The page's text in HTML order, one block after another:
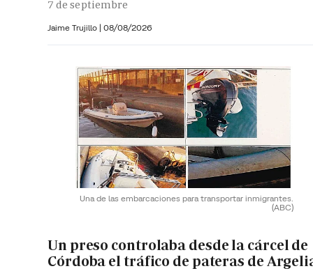
7 de septiembre
Jaime Trujillo | 08/08/2026
Una de las embarcaciones para transportar inmigrantes.
(ABC)
Un preso controlaba desde la cárcel de
Córdoba el tráfico de pateras de